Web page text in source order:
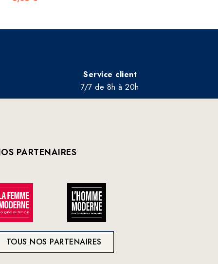
Service client
7/7 de 8h à 20h
PARTENAIRES
TOUS NOS PARTENAIRES